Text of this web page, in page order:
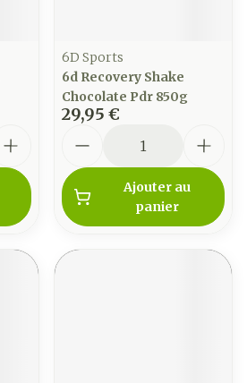
6D Sports
6d Recovery Shake
Chocolate Pdr 850g
29,95 €
Ajouter au
panier